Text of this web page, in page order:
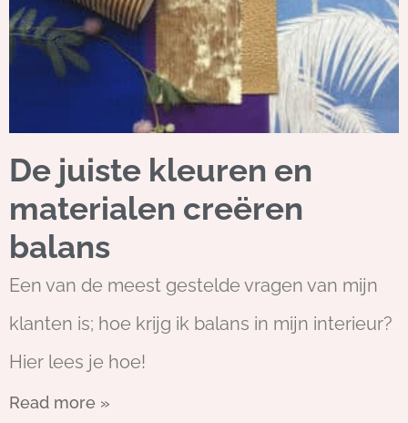
De juiste kleuren en
materialen creëren
balans
Een van de meest gestelde vragen van mijn
klanten is; hoe krijg ik balans in mijn interieur?
Hier lees je hoe!
Read more »